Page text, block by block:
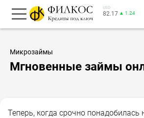
USD
82.17 ▲ 1.24
Микрозаймы
Мгновенные займы
Теперь, когда срочно